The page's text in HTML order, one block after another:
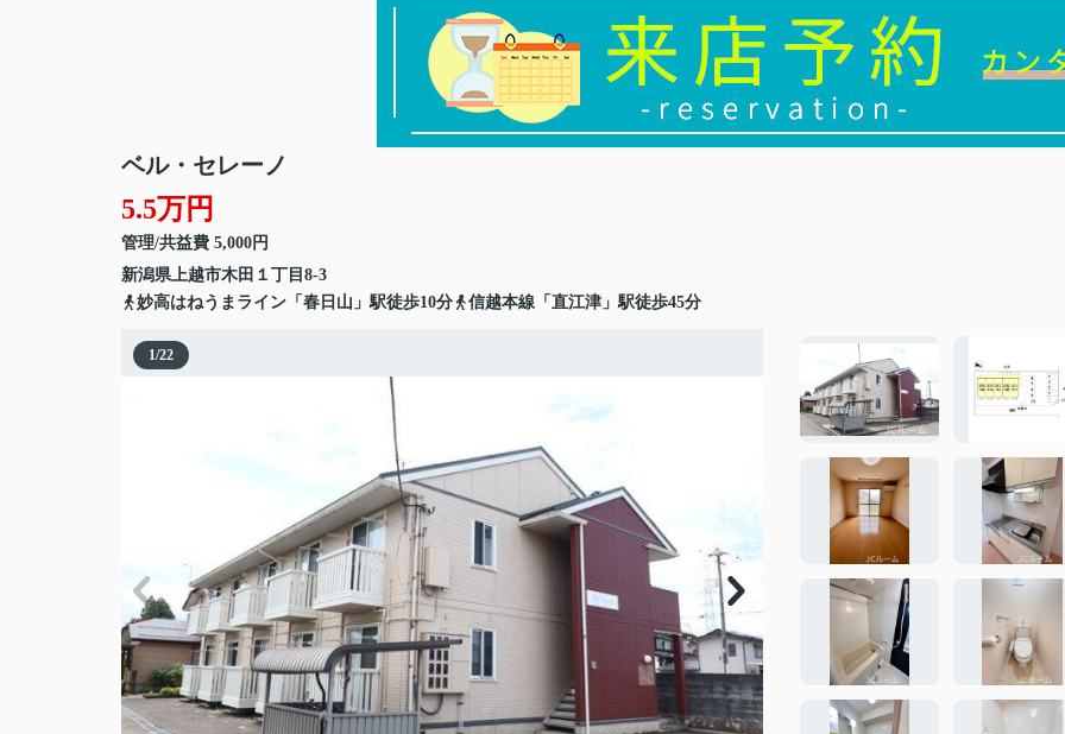
ベル・セレーノ
5.5万円
管理/共益費 5,000円
新潟県上越市木田 １丁目8-3
妙高はねうまライン「春日山」駅徒歩10分
信越本線「直江津」駅徒歩45分
1/22